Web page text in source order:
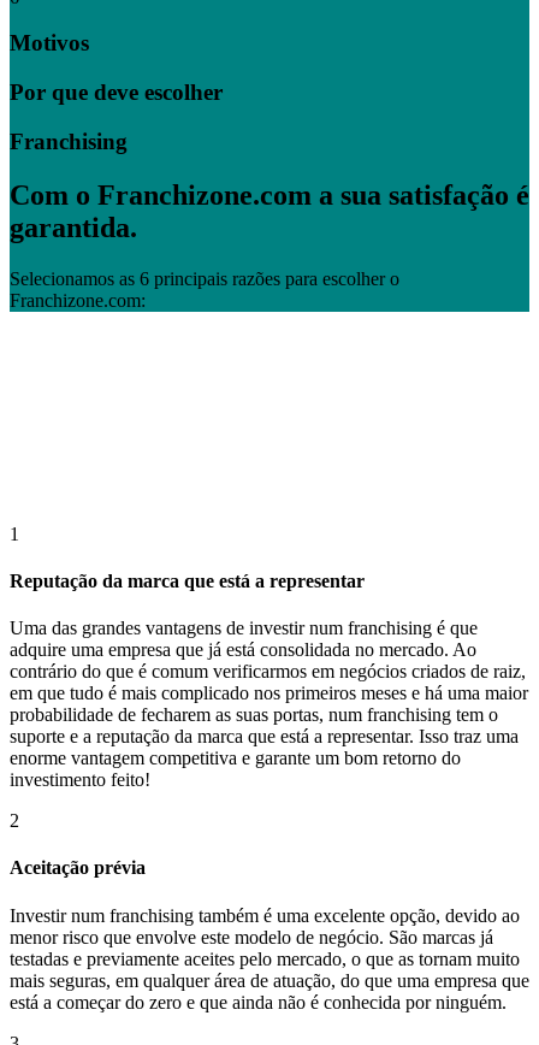
Motivos
Por que deve escolher
Franchising
Com o Franchizone.com a sua satisfação é
garantida.
Selecionamos as 6 principais razões para escolher o
Franchizone.com:
1
Reputação da marca que está a representar
Uma das grandes vantagens de investir num franchising é que
adquire uma empresa que já está consolidada no mercado. Ao
contrário do que é comum verificarmos em negócios criados de raiz,
em que tudo é mais complicado nos primeiros meses e há uma maior
probabilidade de fecharem as suas portas, num franchising tem o
suporte e a reputação da marca que está a representar. Isso traz uma
enorme vantagem competitiva e garante um bom retorno do
investimento feito!
2
Aceitação prévia
Investir num franchising também é uma excelente opção, devido ao
menor risco que envolve este modelo de negócio. São marcas já
testadas e previamente aceites pelo mercado, o que as tornam muito
mais seguras, em qualquer área de atuação, do que uma empresa que
está a começar do zero e que ainda não é conhecida por ninguém.